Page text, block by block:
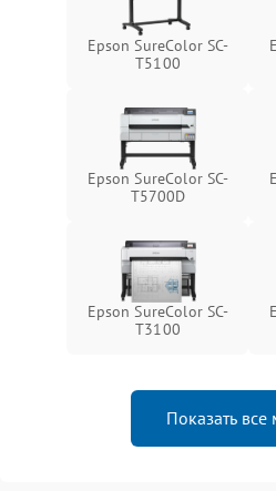
Epson SureColor SC-
T5100
Epson SureColor SC-
T5700D
Epson SureColor SC-
T3100
Показать все